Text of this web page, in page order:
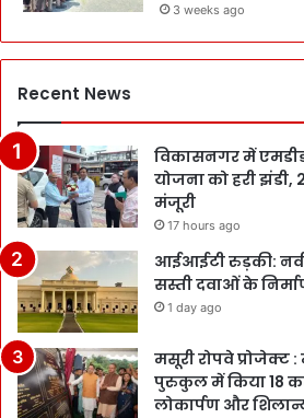
3 weeks ago
Recent News
विकासनगर में
योजना को हरी झंडी,
मंजूरी
17 hours ago
आईआईटी रुड़की:
सस्ती दवाओं के
1 day ago
मसूरी रोपवे प्रोजेक्ट
पुरुकुल में किया 18
लोकार्पण और